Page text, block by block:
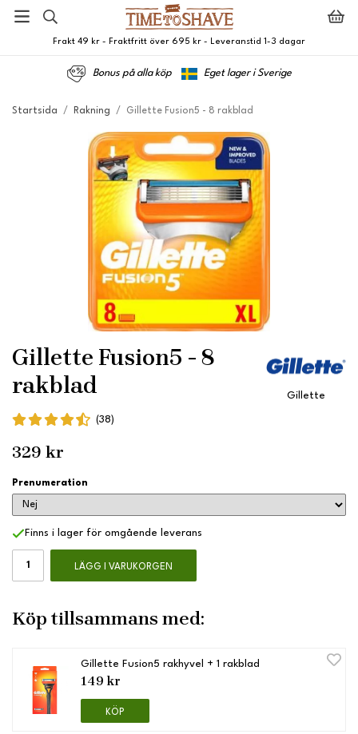
Frakt 49 kr - Fraktfritt över 695 kr - Leveranstid 1-3 dagar
Bonus på alla köp Eget lager i Sverige
Startsida / Rakning / Gillette Fusion5 - 8 rakblad
Gillette Fusion5 - 8
rakblad
Gillette
(38)
329 kr
Prenumeration
Finns i lager för omgående leverans
LÄGG I VARUKORGEN
Köp tillsammans med:
Gillette Fusion5 rakhyvel + 1 rakblad
149 kr
KÖP